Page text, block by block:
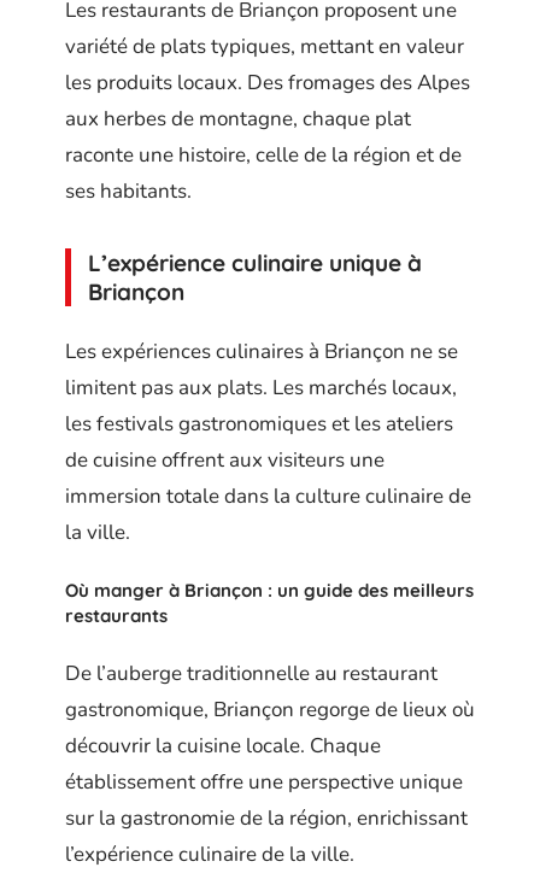
Les restaurants de Briançon proposent une
variété de plats typiques, mettant en valeur
les produits locaux. Des fromages des Alpes
aux herbes de montagne, chaque plat
raconte une histoire, celle de la région et de
ses habitants.
L’expérience culinaire unique à
Briançon
Les expériences culinaires à Briançon ne se
limitent pas aux plats. Les marchés locaux,
les festivals gastronomiques et les ateliers
de cuisine offrent aux visiteurs une
immersion totale dans la culture culinaire de
la ville.
Où manger à Briançon : un guide des meilleurs
restaurants
De l’auberge traditionnelle au restaurant
gastronomique, Briançon regorge de lieux où
découvrir la cuisine locale. Chaque
établissement offre une perspective unique
sur la gastronomie de la région, enrichissant
l’expérience culinaire de la ville.